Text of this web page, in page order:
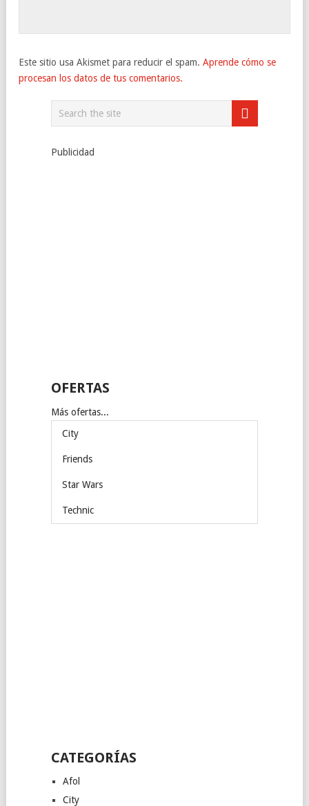
Este sitio usa Akismet para reducir el spam. Aprende cómo se
procesan los datos de tus comentarios.
Publicidad
OFERTAS
Más ofertas...
City
Friends
Star Wars
Technic
CATEGORÍAS
Afol
City